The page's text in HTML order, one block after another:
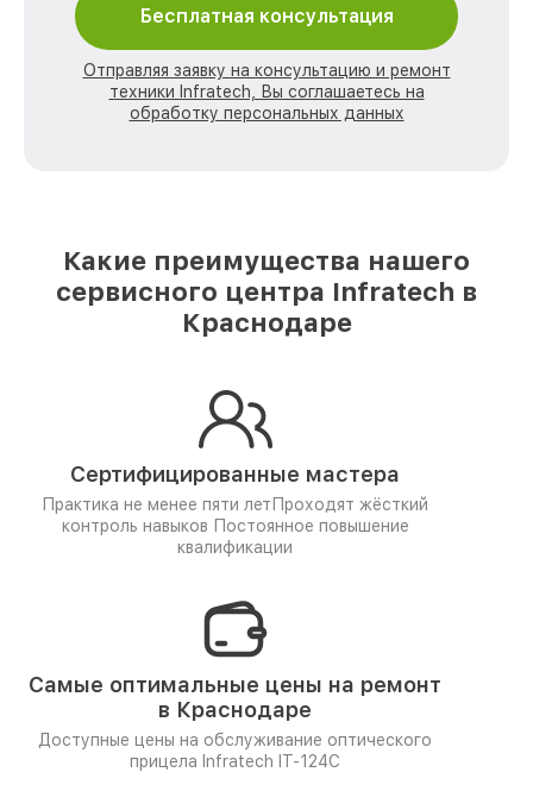
Бесплатная консультация
Отправляя заявку на консультацию и ремонт
техники Infratech, Вы соглашаетесь на
обработку персональных данных
Какие преимущества нашего
сервисного центра Infratech в
Краснодаре
Сертифицированные мастера
Практика не менее пяти лет Проходят жёсткий
контроль навыков Постоянное повышение
квалификации
Самые оптимальные цены на ремонт
в Краснодаре
Доступные цены на обслуживание оптического
прицела Infratech IT-124C